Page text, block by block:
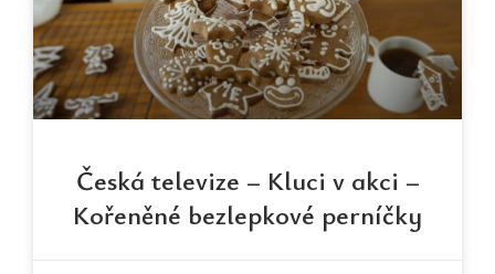
Česká televize – Kluci v akci –
Kořeněné bezlepkové perníčky